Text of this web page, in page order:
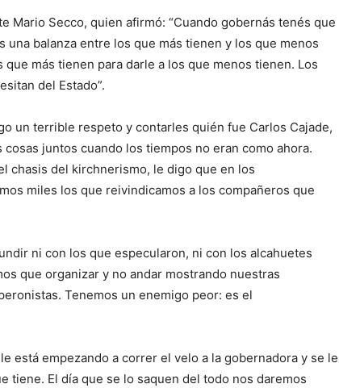
Mario Secco, quien afirmó: “Cuando gobernás tenés que
una balanza entre los que más tienen y los que menos
más tienen para darle a los que menos tienen. Los
del Estado”.
un terrible respeto y contarles quién fue Carlos Cajade,
juntos cuando los tiempos no eran como ahora.
chasis del kirchnerismo, le digo que en los
miles los que reivindicamos a los compañeros que
ni con los que especularon, ni con los alcahuetes
que organizar y no andar mostrando nuestras
Tenemos un enemigo peor: es el
está empezando a correr el velo a la gobernadora y se le
tiene. El día que se lo saquen del todo nos daremos